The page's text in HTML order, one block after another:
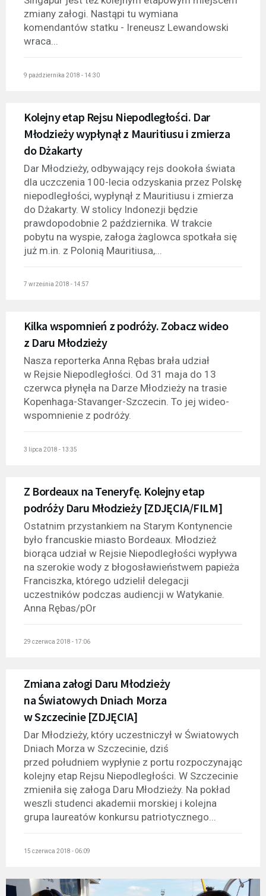
zmiany załogi. Nastąpi tu wymiana
komendantów statku - Ireneusz Lewandowski
wraca...
9 października 2018 - 14:30
Kolejny etap Rejsu Niepodległości. Dar
Młodzieży wypłynął z Mauritiusu i zmierza
do Dżakarty
Dar Młodzieży, odbywający rejs dookoła świata
dla uczczenia 100-lecia odzyskania przez Polskę
niepodległości, wypłynął z Mauritiusu i zmierza
do Dżakarty. W stolicy Indonezji będzie
prawdopodobnie 2 października. W trakcie
pobytu na wyspie, załoga żaglowca spotkała się
już m.in. z Polonią Mauritiusa,...
7 września 2018 - 14:57
Kilka wspomnień z podróży. Zobacz wideo
z Daru Młodzieży
Nasza reporterka Anna Rębas brała udział
w Rejsie Niepodległości. Od 31 maja do 13
czerwca płynęła na Darze Młodzieży na trasie
Kopenhaga-Stavanger-Szczecin. To jej wideo-
wspomnienie z podróży.
3 lipca 2018 - 13:35
Z Bordeaux na Teneryfę. Kolejny etap
podróży Daru Młodzieży [ZDJĘCIA/FILM]
Ostatnim przystankiem na Starym Kontynencie
było francuskie miasto Bordeaux. Młodzież
biorąca udział w Rejsie Niepodległości wypływa
na szerokie wody z błogosławieństwem papieża
Franciszka, którego udzielił delegacji
uczestników podczas audiencji w Watykanie.
Anna Rębas/pOr
29 czerwca 2018 - 17:06
Zmiana załogi Daru Młodzieży
na Światowych Dniach Morza
w Szczecinie [ZDJĘCIA]
Dar Młodzieży, który uczestniczył w Światowych
Dniach Morza w Szczecinie, dziś
przed południem wypłynie z portu rozpoczynając
kolejny etap Rejsu Niepodległości. W Szczecinie
zmieniła się załoga Daru Młodzieży. Na pokład
weszli studenci akademii morskiej i kolejna
grupa laureatów konkursu patriotycznego...
15 czerwca 2018 - 06:09